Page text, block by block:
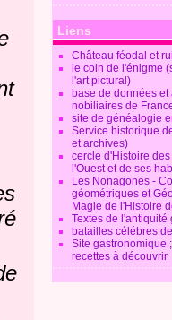
Liens
Château féodal et
le coin de l'énigme
l'art pictural)
base de données
nobiliaires de
site de généalogie
Service historique
et archives)
cercle d'Histoire
l'Ouest et de ses
Les Nonagones -
géométriques et
Magie de l'Histoire
Textes de l'antiquité
batailles célébres
Site gastronomique
recettes à découvrir